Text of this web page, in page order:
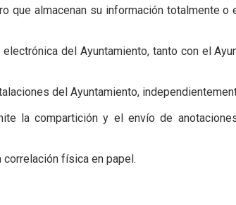
que almacenan su información totalmente
del Ayuntamiento, tanto con el
del Ayuntamiento,
la compartición y el envío de
física en papel.